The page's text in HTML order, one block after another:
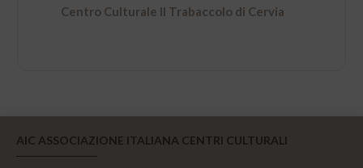
Centro Culturale Il Trabaccolo di Cervia
AIC ASSOCIAZIONE ITALIANA CENTRI CULTURALI